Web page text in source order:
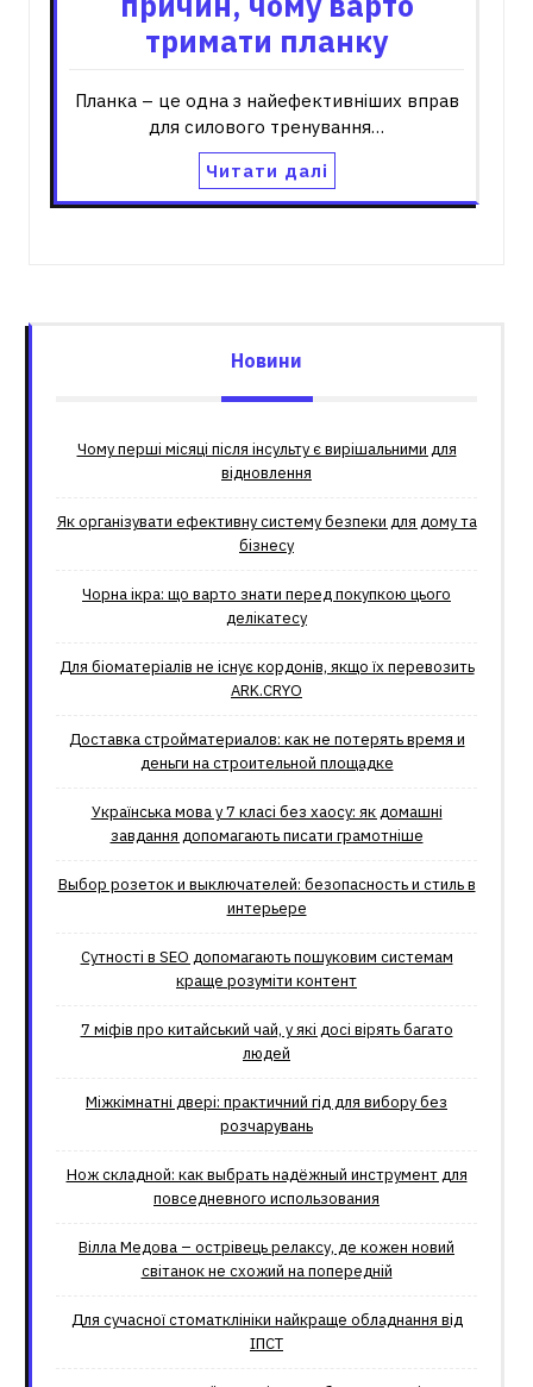
тримати планку
Планка – це одна з найефективніших вправ
для силового тренування…
Читати далі
Новини
Чому перші місяці після інсульту є вирішальними для
відновлення
Як організувати ефективну систему безпеки для дому та
бізнесу
Чорна ікра: що варто знати перед покупкою цього
делікатесу
Для біоматеріалів не існує кордонів, якщо їх перевозить
ARK.CRYO
Доставка стройматериалов: как не потерять время и
деньги на строительной площадке
Українська мова у 7 класі без хаосу: як домашні
завдання допомагають писати грамотніше
Выбор розеток и выключателей: безопасность и стиль в
интерьере
Сутності в SEO допомагають пошуковим системам
краще розуміти контент
7 міфів про китайський чай, у які досі вірять багато
людей
Міжкімнатні двері: практичний гід для вибору без
розчарувань
Нож складной: как выбрать надёжный инструмент для
повседневного использования
Вілла Медова – острівець релаксу, де кожен новий
світанок не схожий на попередній
Для сучасної стоматклініки найкраще обладнання від
ІПСТ